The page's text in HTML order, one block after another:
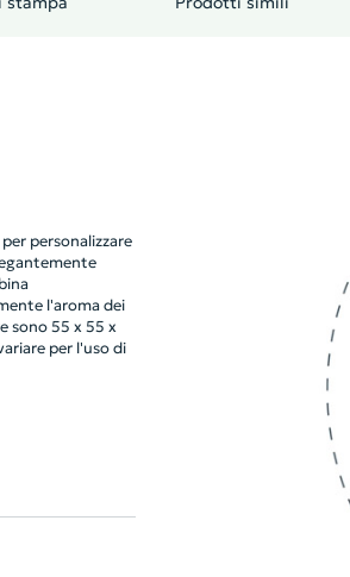
personalizzare
l'aroma dei
sono 55 x 55 x
per l'uso di